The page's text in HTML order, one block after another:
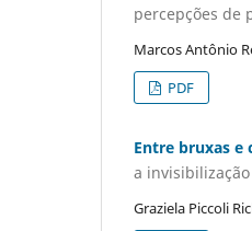
percepções de
Marcos Antônio
PDF
Entre bruxas e
a
Graziela Piccoli